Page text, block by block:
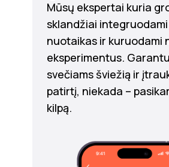
Mūsų ekspertai kuria
sklandžiai
nuotaikas ir kuruodami
eksperimentus.
svečiams šviežią ir
patirtį, niekada –
kilpą.